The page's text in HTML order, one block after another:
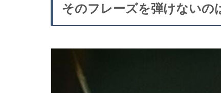
そのフレーズを弾けないの